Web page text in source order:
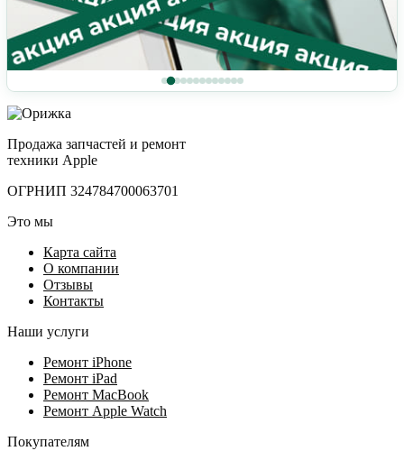
Продажа запчастей и ремонт
техники Apple
ОГРНИП 324784700063701
Это мы
Карта сайта
О компании
Отзывы
Контакты
Наши услуги
Ремонт iPhone
Ремонт iPad
Ремонт MacBook
Ремонт Apple Watch
Покупателям